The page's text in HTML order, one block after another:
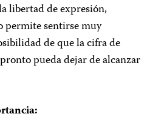
libertad de expresión,
permite sentirse muy
de que la cifra de
pueda dejar de alcanzar